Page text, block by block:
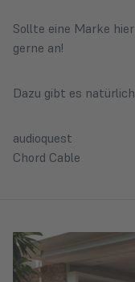
Sollte eine Marke
gerne an!
Dazu gibt es
audioquest
Chord Cable